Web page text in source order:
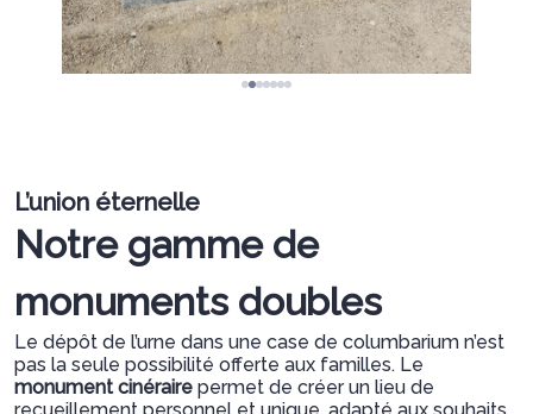
L’union éternelle
Notre gamme de
monuments doubles
Le dépôt de l’urne dans une case de columbarium n’est
pas la seule possibilité offerte aux familles. Le
monument cinéraire permet de créer un lieu de